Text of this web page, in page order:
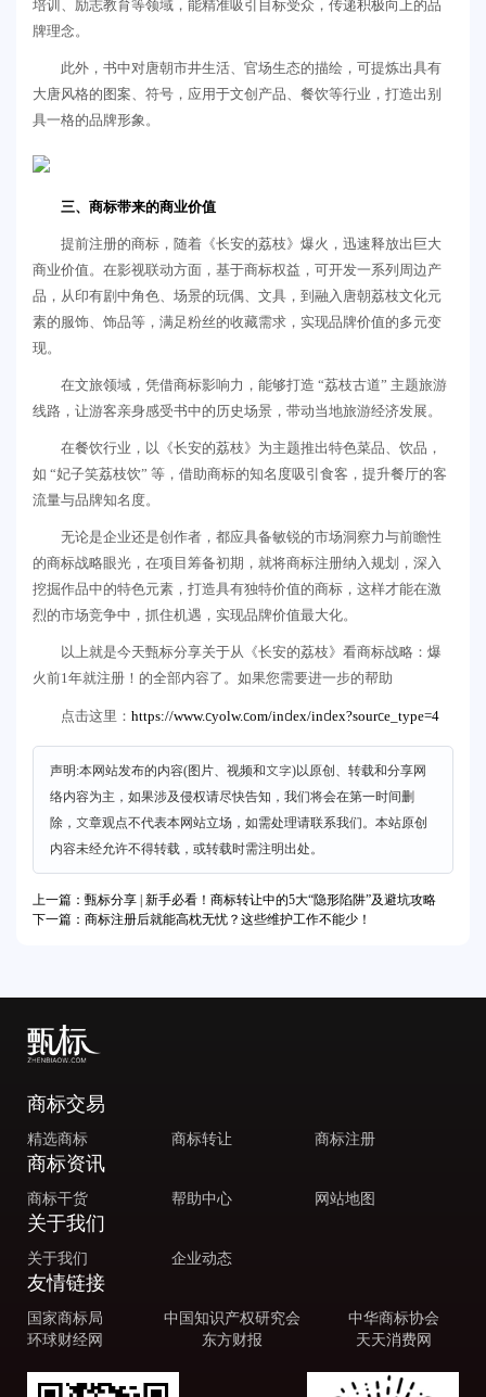
培训、励志教育等领域，能精准吸引目标受众，传递积极向上的品
牌理念。
此外，书中对唐朝市井生活、官场生态的描绘，可提炼出具有
大唐风格的图案、符号，应用于文创产品、餐饮等行业，打造出别
具一格的品牌形象。
三、商标带来的商业价值
提前注册的商标，随着《长安的荔枝》爆火，迅速释放出巨大
商业价值。在影视联动方面，基于商标权益，可开发一系列周边产
品，从印有剧中角色、场景的玩偶、文具，到融入唐朝荔枝文化元
素的服饰、饰品等，满足粉丝的收藏需求，实现品牌价值的多元变
现。
在文旅领域，凭借商标影响力，能够打造 “荔枝古道” 主题旅游
线路，让游客亲身感受书中的历史场景，带动当地旅游经济发展。
在餐饮行业，以《长安的荔枝》为主题推出特色菜品、饮品，
如 “妃子笑荔枝饮” 等，借助商标的知名度吸引食客，提升餐厅的客
流量与品牌知名度。
无论是企业还是创作者，都应具备敏锐的市场洞察力与前瞻性
的商标战略眼光，在项目筹备初期，就将商标注册纳入规划，深入
挖掘作品中的特色元素，打造具有独特价值的商标，这样才能在激
烈的市场竞争中，抓住机遇，实现品牌价值最大化。
以上就是今天甄标分享关于从《长安的荔枝》看商标战略：爆
火前1年就注册！的全部内容了。如果您需要进一步的帮助
点击这里： https://www.cyolw.com/index/index?source_type=4
声明:本网站发布的内容(图片、视频和文字)以原创、转载和分享网
络内容为主，如果涉及侵权请尽快告知，我们将会在第一时间删
除，文章观点不代表本网站立场，如需处理请联系我们。本站原创
内容未经允许不得转载，或转载时需注明出处。
上一篇：甄标分享 | 新手必看！商标转让中的5大“隐形陷阱”及避坑攻略
下一篇：商标注册后就能高枕无忧？这些维护工作不能少！
商标交易
精选商标 商标转让 商标注册
商标资讯
商标干货 帮助中心 网站地图
关于我们
关于我们 企业动态
友情链接
国家商标局 中国知识产权研究会
中华商标协会
环球财经网
东方财报 天天消费网